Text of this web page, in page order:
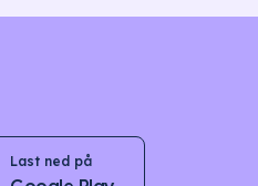
Last ned på